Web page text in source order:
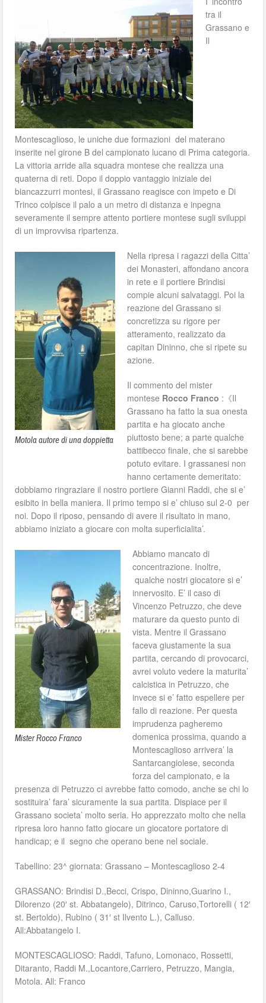
tra il
Grassano e
Il
Montescaglioso, le uniche due formazioni del materano
inserite nel girone B del campionato lucano di Prima categoria.
La vittoria arride alla squadra montese che realizza una
quaterna di reti. Dopo il doppio vantaggio iniziale dei
biancazzurri montesi, il Grassano reagisce con impeto e Di
Trinco colpisce il palo a un metro di distanza e inpegna
severamente il sempre attento portiere montese sugli sviluppi
di un improvvisa ripartenza.
Motola autore di una doppietta
Nella ripresa i ragazzi della Citta’
dei Monasteri, affondano ancora
in rete e il portiere Brindisi
compie alcuni salvataggi. Poi la
reazione del Grassano si
concretizza su rigore per
atteramento, realizzato da
capitan Dininno, che si ripete su
azione.
Il commento del mister
montese Rocco Franco :《Il
Grassano ha fatto la sua onesta
partita e ha giocato anche
piuttosto bene; a parte qualche
battibecco finale, che si sarebbe
potuto evitare. I grassanesi non
hanno certamente demeritato:
dobbiamo ringraziare il nostro portiere Gianni Raddi, che si e’
esibito in bella maniera. Il primo tempo si e’ chiuso sul 2-0 per
noi. Dopo il riposo, pensando di avere il risultato in mano,
abbiamo iniziato a giocare con molta superficialita’.
Mister Rocco Franco
Abbiamo mancato di
concentrazione. Inoltre,
qualche nostri giocatore si e’
innervosito. E’ il caso di
Vincenzo Petruzzo, che deve
maturare da questo punto di
vista. Mentre il Grassano
faceva giustamente la sua
partita, cercando di provocarci,
avrei voluto vedere la maturita’
calcistica in Petruzzo, che
invece si e’ fatto espellere per
fallo di reazione. Per questa
imprudenza pagheremo
domenica prossima, quando a
Montescaglioso arrivera’ la
Santarcangiolese, seconda
forza del campionato, e la
presenza di Petruzzo ci avrebbe fatto comodo, anche se chi lo
sostituira’ fara’ sicuramente la sua partita. Dispiace per il
Grassano societa’ molto seria. Ho apprezzato molto che nella
ripresa loro hanno fatto giocare un giocatore portatore di
handicap; e il segno che operano bene nel sociale.
Tabellino: 23^ giornata: Grassano – Montescaglioso 2-4
GRASSANO: Brindisi D.,Becci, Crispo, Dininno,Guarino I.,
Dilorenzo (20′ st. Abbatangelo), Ditrinco, Caruso,Tortorelli ( 12′
st. Bertoldo), Rubino ( 31′ st Ilvento L.), Calluso.
All:Abbatangelo I.
MONTESCAGLIOSO: Raddi, Tafuno, Lomonaco, Rossetti,
Ditaranto, Raddi M.,Locantore,Carriero, Petruzzo, Mangia,
Motola. All: Franco